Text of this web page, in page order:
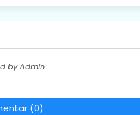
by Admin.
(0)